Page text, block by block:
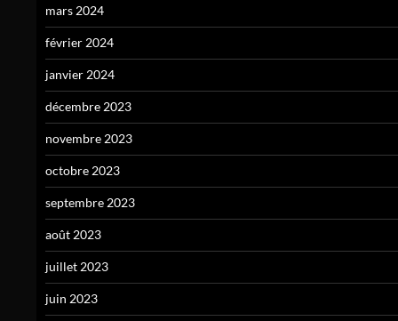
mars 2024
février 2024
janvier 2024
décembre 2023
novembre 2023
octobre 2023
septembre 2023
août 2023
juillet 2023
juin 2023